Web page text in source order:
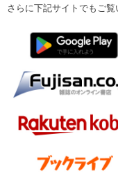
さらに下記サイトでもご